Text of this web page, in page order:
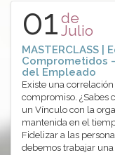
01 de
Julio
MASTERCLASS
Comprometidos
del Empleado
Existe una
compromiso. ¿Sabes
un Vínculo con la
mantenida en el
Fidelizar a las
debemos trabajar